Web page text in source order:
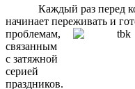
Каждый раз перед
начинает переживать и
проблемам,
связанным
с затяжной
серией
праздников.